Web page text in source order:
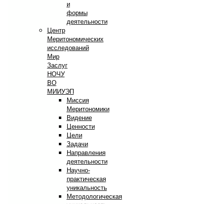
и
формы
деятельности
Центр
Меритономических
исследований
Мир
Заслуг
НОЧУ
ВО
МИИУЭП
Миссия
Меритономики
Видение
Ценности
Цели
Задачи
Направления
деятельности
Научно-
практическая
уникальность
Методологическая